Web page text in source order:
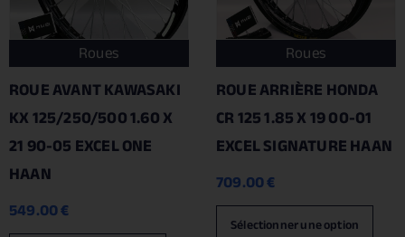
Roues
ROUE AVANT KAWASAKI
KX 125/250/500 1.60 X
21 90-05 EXCEL ONE
HAAN
549.00€
Roues
ROUE ARRIÈRE HONDA
CR 125 1.85 X 19 00-01
EXCEL SIGNATURE HAAN
709.00€
Sélectionner une option